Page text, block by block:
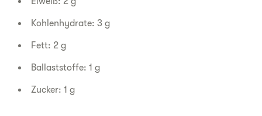
Kohlenhydrate: 3 g
Fett: 2 g
Ballaststoffe: 1 g
Zucker: 1 g